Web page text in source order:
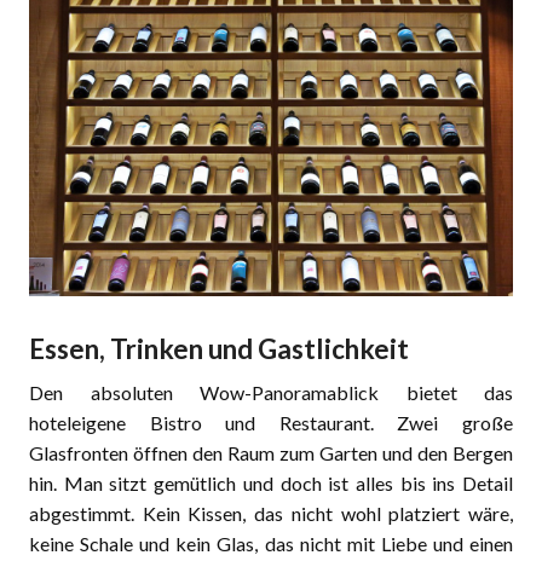
Essen, Trinken und Gastlichkeit
Den absoluten Wow-Panoramablick bietet das
hoteleigene Bistro und Restaurant. Zwei große
Glasfronten öffnen den Raum zum Garten und den Bergen
hin. Man sitzt gemütlich und doch ist alles bis ins Detail
abgestimmt. Kein Kissen, das nicht wohl platziert wäre,
keine Schale und kein Glas, das nicht mit Liebe und einen